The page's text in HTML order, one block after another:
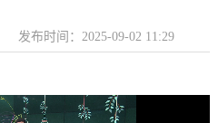
发布时间：2025-09-02 11:29